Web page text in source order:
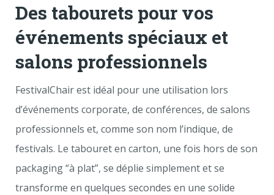
Des tabourets pour vos
événements spéciaux et
salons professionnels
FestivalChair est idéal pour une utilisation lors
d’événements corporate, de conférences, de salons
professionnels et, comme son nom l’indique, de
festivals. Le tabouret en carton, une fois hors de son
packaging “à plat”, se déplie simplement et se
transforme en quelques secondes en une solide